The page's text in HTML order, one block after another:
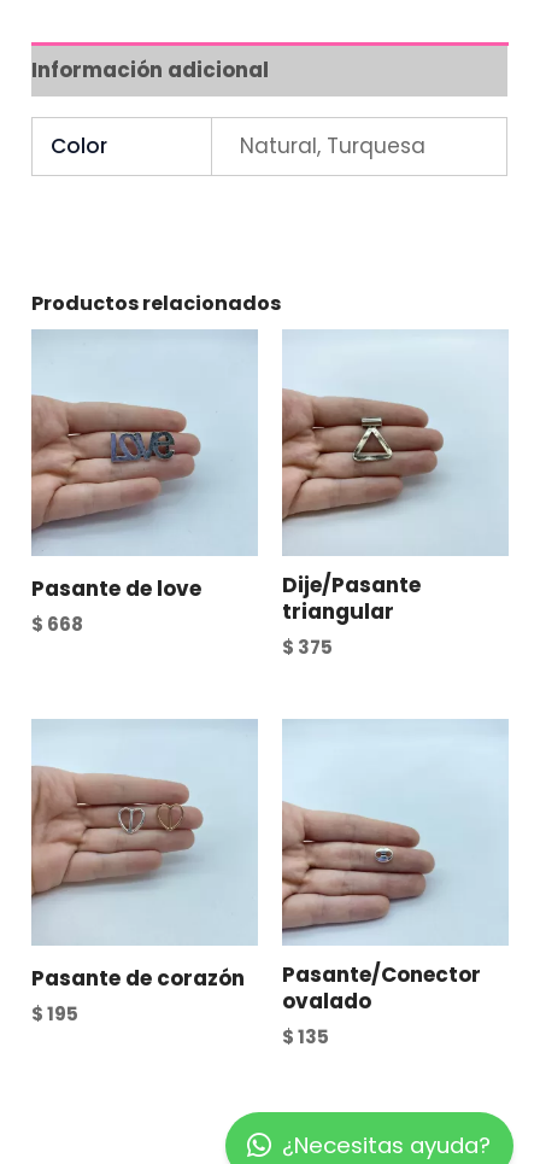
Información adicional
Color Natural, Turquesa
Productos relacionados
Pasante de love
$ 668
Dije/Pasante
triangular
$ 375
Pasante de corazón
$195
Pasante/Conector
ovalado
$135
¿Necesitas ayuda?